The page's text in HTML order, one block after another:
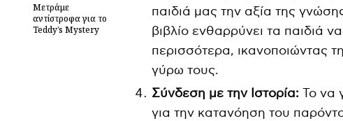
Μετράμε
αντίστροφα για το
Teddy’s Mystery
παιδιά μας την αξία της
βιβλίο ενθαρρύνει τα παιδιά
περισσότερα, ικανοποιώντας
γύρω τους.
Σύνδεση με την Ιστορία: Το να
για την κατανόηση του